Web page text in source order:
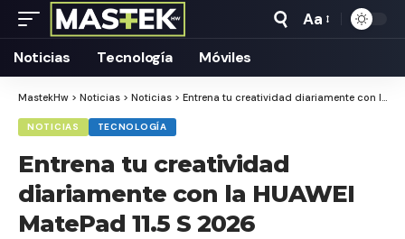
Tamaño
Aa
Noticias Tecnología Móviles
MastekHw > Noticias > Noticias > Entrena tu creatividad diariamente con la HUAWEI MatePad 11.5 S 2026
NOTICIAS TECNOLOGÍA
Entrena tu creatividad
diariamente con la HUAWEI
MatePad 11.5 S 2026